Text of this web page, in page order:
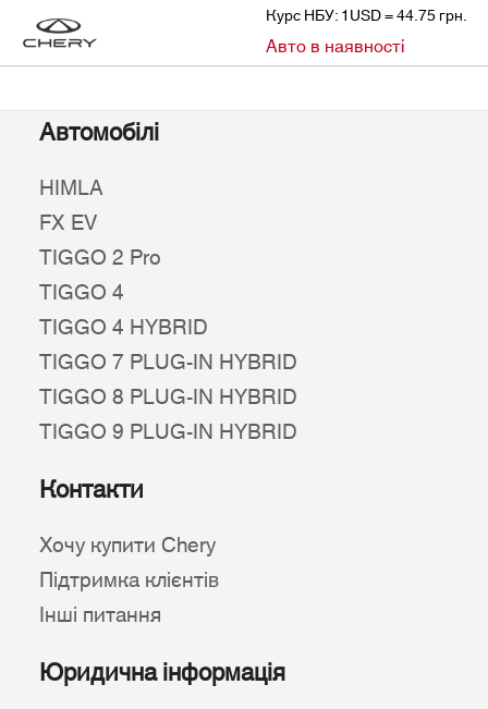
Курс НБУ: 1USD = 44.75 грн.
Авто в наявності
CHERY
Автомобілі
HIMLA
FX EV
TIGGO 2 Pro
TIGGO 4
TIGGO 4 HYBRID
TIGGO 7 PLUG-IN HYBRID
TIGGO 8 PLUG-IN HYBRID
TIGGO 9 PLUG-IN HYBRID
Контакти
Хочу купити Chery
Підтримка клієнтів
Інші питання
Юридична інформація